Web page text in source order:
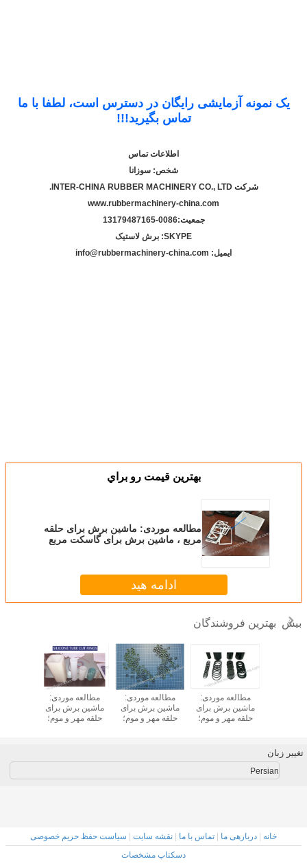
یک نمونه آزمایشی رایگان در دسترس است، لطفا با ما
تماس بگیرید!!!
اطلاعات تماس
شخص: سوزانا
شرکت INTER-CHINA RUBBER MACHINERY CO., LTD.
www.rubbermachinery-china.com
جمعيت:
0086-13179487165
SKYPE: برش لاستیک
ایمیل: info@rubbermachinery-china.com
بهترين قيمت رو براي
مطالعه موردی: ماشین برش برای حلقه
مربع ، ماشین برش برای گاسکت مربع
ادامه هید
بیش بهترین فروشندگان
مطالعه موردی:
ماشین برش برای
حلقه مهر و موم؛
سیلیکونی و واشر را
مطالعه موردی:
ماشین برش برای
حلقه مهر و موم؛
نرم را قطع کنید؛
مطالعه موردی:
ماشین برش برای
حلقه مهر و موم؛
تغییر زبان
Persian
خانه دربارهی ما تماس با ما نقشه سایت
سیاست حفظ حریم خصوصی
دسکتاپ مشخصات